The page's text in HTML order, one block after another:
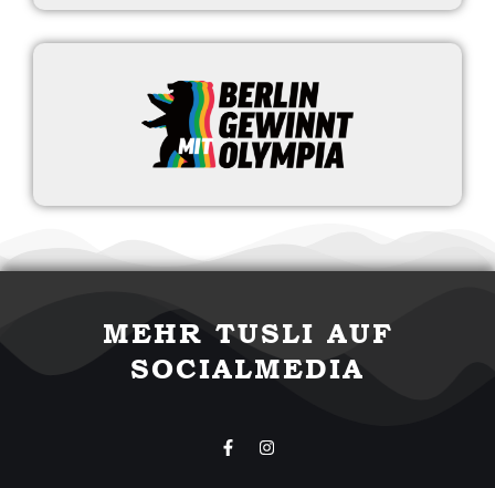
MEHR TUSLI AUF
SOCIALMEDIA
F
a
I
n